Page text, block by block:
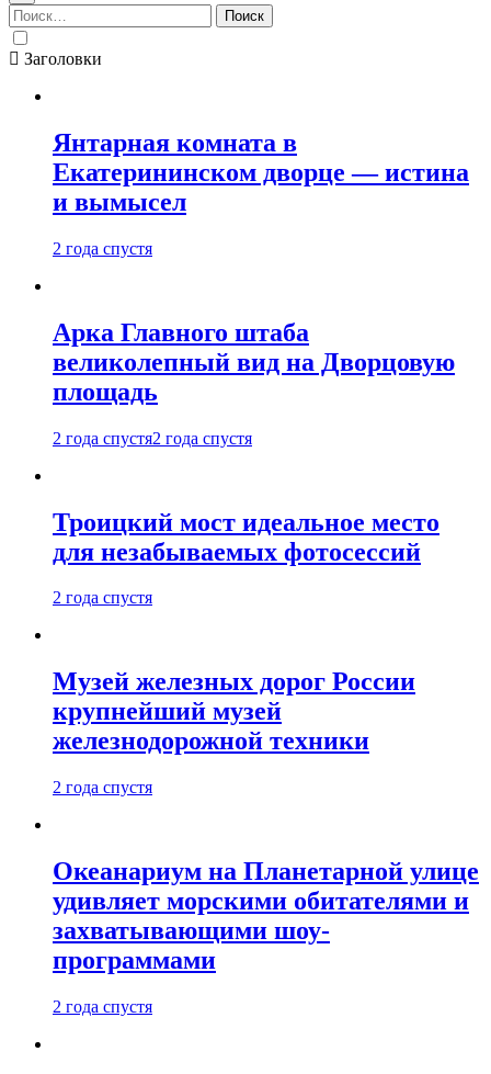
Найти:
Заголовки
Янтарная комната в
Екатерининском дворце — истина
и вымысел
2 года спустя
Арка Главного штаба
великолепный вид на Дворцовую
площадь
2 года спустя2 года спустя
Троицкий мост идеальное место
для незабываемых фотосессий
2 года спустя
Музей железных дорог России
крупнейший музей
железнодорожной техники
2 года спустя
Океанариум на Планетарной улице
удивляет морскими обитателями и
захватывающими шоу-
программами
2 года спустя